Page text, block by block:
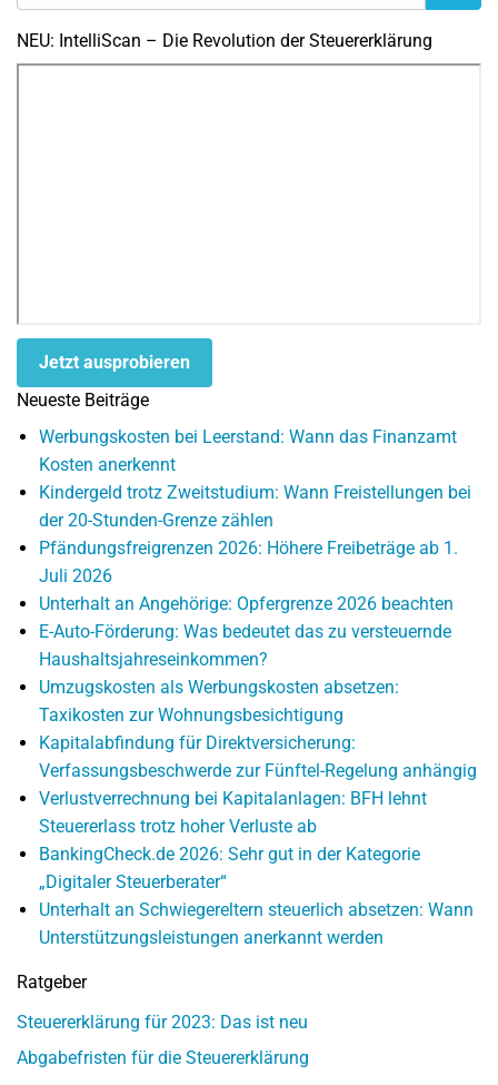
NEU: IntelliScan – Die Revolution der Steuererklärung
Jetzt ausprobieren
Neueste Beiträge
Werbungskosten bei Leerstand: Wann das Finanzamt
Kosten anerkennt
Kindergeld trotz Zweitstudium: Wann Freistellungen bei
der 20-Stunden-Grenze zählen
Pfändungsfreigrenzen 2026: Höhere Freibeträge ab 1.
Juli 2026
Unterhalt an Angehörige: Opfergrenze 2026 beachten
E-Auto-Förderung: Was bedeutet das zu versteuernde
Haushaltsjahreseinkommen?
Umzugskosten als Werbungskosten absetzen:
Taxikosten zur Wohnungsbesichtigung
Kapitalabfindung für Direktversicherung:
Verfassungsbeschwerde zur Fünftel-Regelung anhängig
Verlustverrechnung bei Kapitalanlagen: BFH lehnt
Steuererlass trotz hoher Verluste ab
BankingCheck.de 2026: Sehr gut in der Kategorie
„Digitaler Steuerberater“
Unterhalt an Schwiegereltern steuerlich absetzen: Wann
Unterstützungsleistungen anerkannt werden
Ratgeber
Steuererklärung für 2023: Das ist neu
Abgabefristen für die Steuererklärung